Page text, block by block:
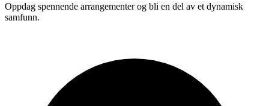
Oppdag spennende arrangementer og bli en del av et dynamisk
samfunn.